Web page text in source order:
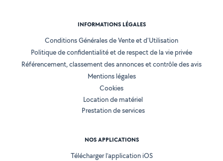
INFORMATIONS LÉGALES
Conditions Générales de Vente et d'Utilisation
Politique de confidentialité et de respect de la vie privée
Référencement, classement des annonces et contrôle des avis
Mentions légales
Cookies
Location de matériel
Prestation de services
NOS APPLICATIONS
Télécharger l’application iOS